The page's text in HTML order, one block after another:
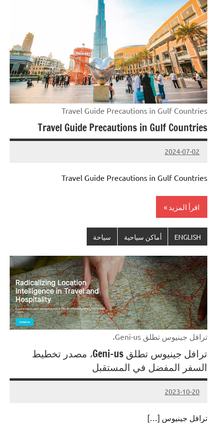
Travel Guide Precautions in Gulf Countries
Travel Guide Precautions in Gulf Countries
2024-07-02
Admin
Travel Guide Precautions in Gulf Countries
اقرأ المزيد
ENGLISH أماكن سياحية سياحة
ترافل جينيوس تطلق Geni-us،
ترافل جينيوس تطلق Geni-us، مصدر تخطيط
السفر المفضل في المستقبل
2023-10-20
Admin
ترافل جينيوس […]